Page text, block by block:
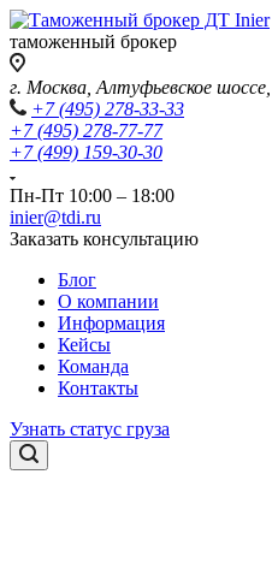
таможенный брокер
г. Москва, Алтуфьевское
+7 (495) 278-33-33
+7 (495) 278-77-77
+7 (499) 159-30-30
Пн-Пт 10:00 – 18:00
inier@tdi.ru
Заказать консультацию
Блог
О компании
Информация
Кейсы
Команда
Контакты
Узнать статус груза